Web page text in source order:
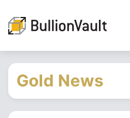
Gold News